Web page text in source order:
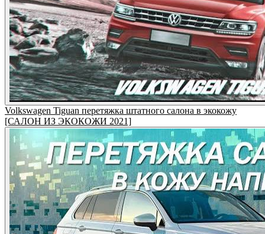
Volkswagen Tiguan перетяжка штатного салона в экокожу
[САЛОН ИЗ ЭКОКОЖИ 2021]